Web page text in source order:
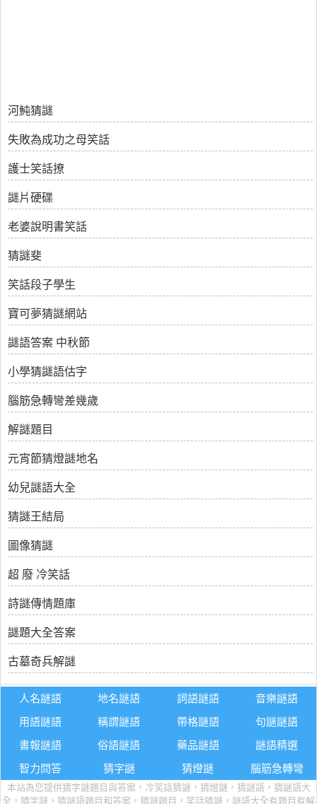
河魨猜謎
失敗為成功之母笑話
護士笑話撩
謎片硬碟
老婆說明書笑話
猜謎斐
笑話段子學生
寶可夢猜謎網站
謎語答案 中秋節
小學猜謎語估字
腦筋急轉彎差幾歲
解謎題目
元宵節猜燈謎地名
幼兒謎語大全
猜謎王結局
圖像猜謎
超 廢 冷笑話
詩謎傳情題庫
謎題大全答案
古墓奇兵解謎
人名謎語 地名謎語 詞語謎語
音樂謎語
用語謎語
稱謂謎語 帶格謎語
句謎謎語
書報謎語
俗語謎語 藥品謎語
謎語精選
智力問答
猜字謎 猜燈謎 腦筋急轉彎
本站為您提供猜字謎題目與答案，冷笑話猜謎，猜燈謎，猜謎語，猜謎語大
全，猜字謎，猜謎語題目和答案，猜謎題目，笑話猜謎，謎語大全有題目有解